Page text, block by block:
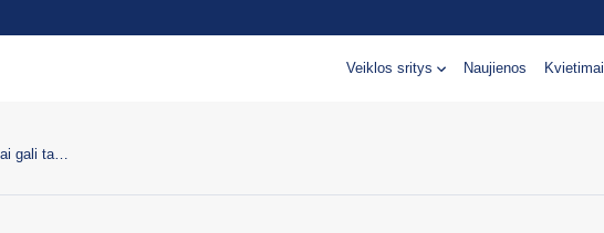
Veiklos sritys Naujienos Kvietimai